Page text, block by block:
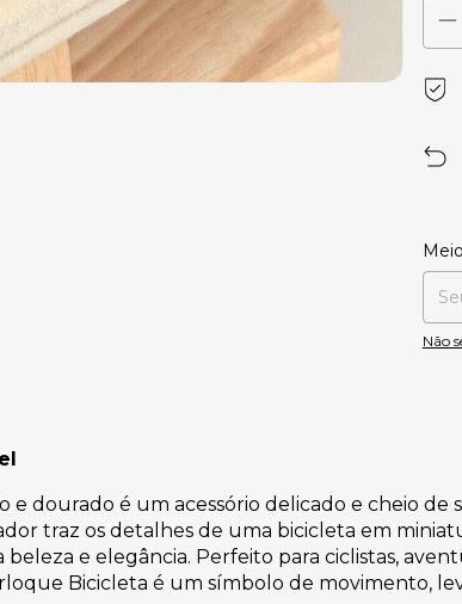
Não
e dourado é um acessório delicado e cheio
traz os detalhes de uma bicicleta em
e elegância. Perfeito para ciclistas,
Bicicleta é um símbolo de movimento,